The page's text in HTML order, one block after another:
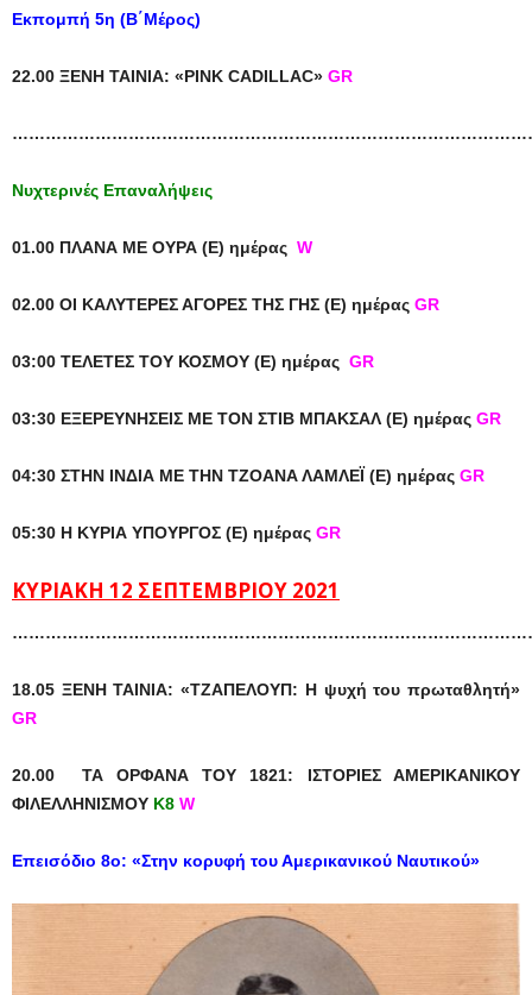
Εκπομπή 5η (Β΄Μέρος)
22.00 ΞΕΝΗ ΤΑΙΝΙΑ: «PINK CADILLAC» GR
Νυχτερινές Επαναλήψεις
01.00 ΠΛΑΝΑ ΜΕ ΟΥΡΑ (Ε) ημέρας W
02.00 ΟΙ ΚΑΛΥΤΕΡΕΣ ΑΓΟΡΕΣ ΤΗΣ ΓΗΣ (Ε) ημέρας GR
03:00 ΤΕΛΕΤΕΣ ΤΟΥ ΚΟΣΜΟΥ (Ε) ημέρας GR
03:30 ΕΞΕΡΕΥΝΗΣΕΙΣ ΜΕ ΤΟΝ ΣΤΙΒ ΜΠΑΚΣΑΛ (Ε) ημέρας GR
04:30 ΣΤΗΝ ΙΝΔΙΑ ΜΕ ΤΗΝ ΤΖΟΑΝΑ ΛΑΜΛΕΪ (Ε) ημέρας GR
05:30 Η ΚΥΡΙΑ ΥΠΟΥΡΓΟΣ (Ε) ημέρας GR
ΚΥΡΙΑΚΗ 12 ΣΕΠΤΕΜΒΡΙΟΥ 2021
18.05 ΞΕΝΗ ΤΑΙΝΙΑ: «ΤΖΑΠΕΛΟΥΠ: Η ψυχή του πρωταθλητή»
GR
20.00 ΤΑ ΟΡΦΑΝΑ ΤΟΥ 1821: ΙΣΤΟΡΙΕΣ ΑΜΕΡΙΚΑΝΙΚΟΥ
ΦΙΛΕΛΛΗΝΙΣΜΟΥ Κ8 W
Eπεισόδιο 8ο: «Στην κορυφή του Αμερικανικού Ναυτικού»